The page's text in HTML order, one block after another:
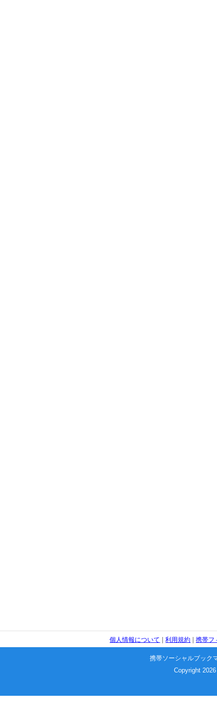
個人情報について |利用規約 |携帯フ
携帯ソーシャルブック
Copyright